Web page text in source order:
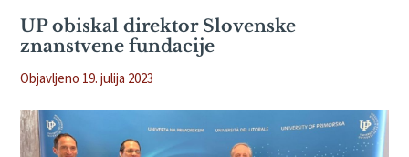
UP obiskal direktor Slovenske
znanstvene fundacije
Objavljeno 19. julija 2023